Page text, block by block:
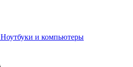
Ноутбуки и компьютеры